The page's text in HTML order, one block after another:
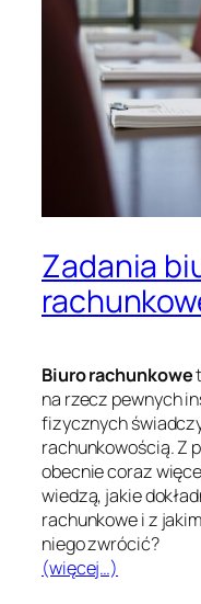
Zadania
Biuro rachunkowe
na rzecz pewnych
fizycznych
rachunkowością. Z
obecnie coraz
wiedzą, jakie
rachunkowe i z
niego zwrócić?
(więcej…)